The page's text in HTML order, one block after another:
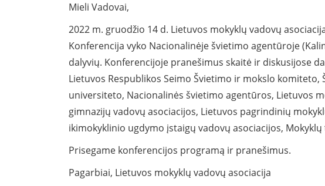
Mieli Vadovai,
2022 m. gruodžio 14 d. Lietuvos mokyklų vadovų
Konferencija vyko Nacionalinėje švietimo agentūroje
dalyvių. Konferencijoje pranešimus skaitė ir diskusijose
Lietuvos Respublikos Seimo Švietimo ir mokslo
universiteto, Nacionalinės švietimo agentūros, Lietuvos
gimnazijų vadovų asociacijos, Lietuvos pagrindinių
ikimokyklinio ugdymo įstaigų vadovų asociacijos,
Prisegame konferencijos programą ir pranešimus.
Pagarbiai, Lietuvos mokyklų vadovų asociacija